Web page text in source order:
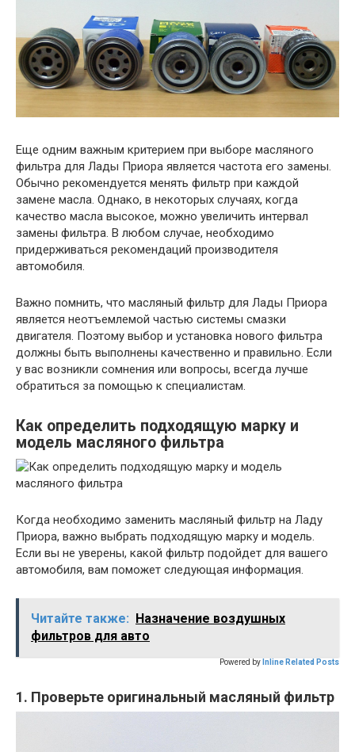
Еще одним важным критерием при выборе масляного
фильтра для Лады Приора является частота его замены.
Обычно рекомендуется менять фильтр при каждой
замене масла. Однако, в некоторых случаях, когда
качество масла высокое, можно увеличить интервал
замены фильтра. В любом случае, необходимо
придерживаться рекомендаций производителя
автомобиля.
Важно помнить, что масляный фильтр для Лады Приора
является неотъемлемой частью системы смазки
двигателя. Поэтому выбор и установка нового фильтра
должны быть выполнены качественно и правильно. Если
у вас возникли сомнения или вопросы, всегда лучше
обратиться за помощью к специалистам.
Как определить подходящую марку и
модель масляного фильтра
Когда необходимо заменить масляный фильтр на Ладу
Приора, важно выбрать подходящую марку и модель.
Если вы не уверены, какой фильтр подойдет для вашего
автомобиля, вам поможет следующая информация.
Читайте также:
Назначение воздушных
фильтров для авто
Powered by Inline Related Posts
1. Проверьте оригинальный масляный фильтр